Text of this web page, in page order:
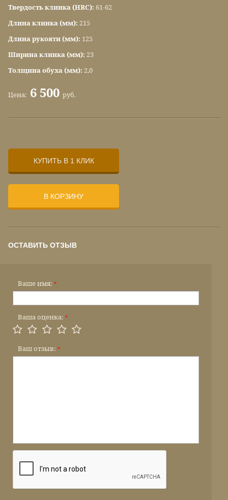
Твердость клинка (HRC): 61-62
Длина клинка (мм): 215
Длина рукояти (мм): 125
Ширина клинка (мм): 23
Толщина обуха (мм): 2,0
Цена: 6 500 руб.
КУПИТЬ В 1 КЛИК
В КОРЗИНУ
ОСТАВИТЬ ОТЗЫВ
Ваше имя: *
Ваша оценка: *
Ваш отзыв: *